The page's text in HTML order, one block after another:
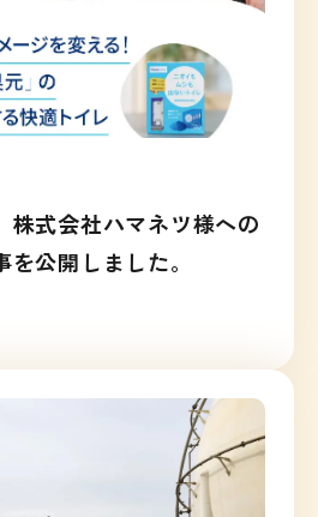
株式会社ハマネツ様への
公開しました。